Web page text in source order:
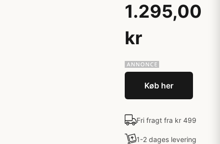
1.295,00
kr
Køb her
Fri fragt fra kr 499
1-2 dages levering